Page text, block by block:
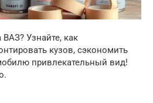
Узнайте, как
кузов, сэкономить
привлекательный вид!